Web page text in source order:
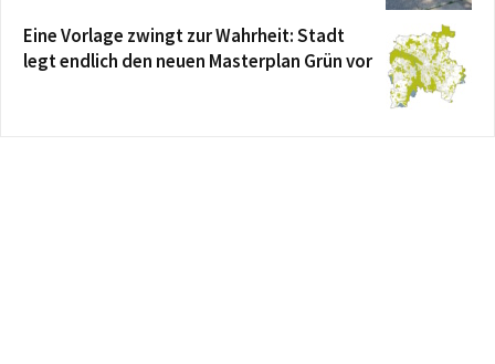
Eine Vorlage zwingt zur Wahrheit: Stadt
legt endlich den neuen Masterplan Grün vor